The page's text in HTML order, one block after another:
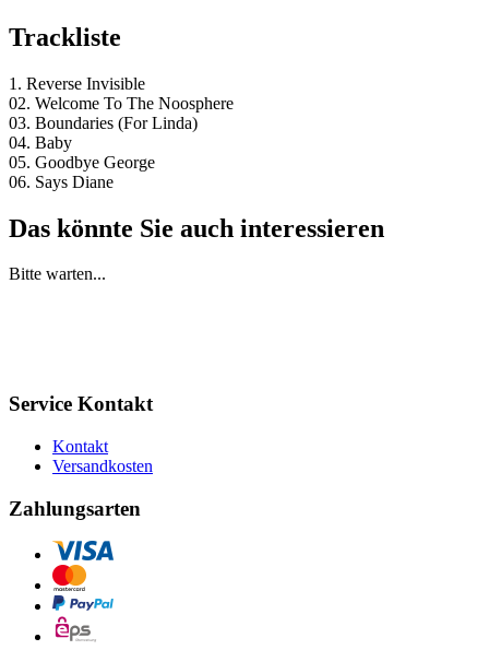
Trackliste
1. Reverse Invisible
02. Welcome To The Noosphere
03. Boundaries (For Linda)
04. Baby
05. Goodbye George
06. Says Diane
Das könnte Sie auch interessieren
Bitte warten...
Service Kontakt
Kontakt
Versandkosten
Zahlungsarten